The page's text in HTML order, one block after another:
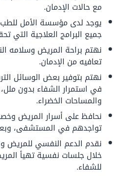
مع حالات الإدمان.
يوجد لدى مؤسسة الأمل للطب
جميع البرامج العلاجية التي
نهتم براحة المريض وسلامه
تعافيه من الإدمان.
نهتم بتوفير بعض الوسائل
في استمرار الشفاء بدون
والمساحات الخضراء.
نحافظ على أسرار المريض
تواجدهم في المستشفى،
نقدم الدعم النفسي للمريض
خلال جلسات نفسية تهيأ
للشفاء.